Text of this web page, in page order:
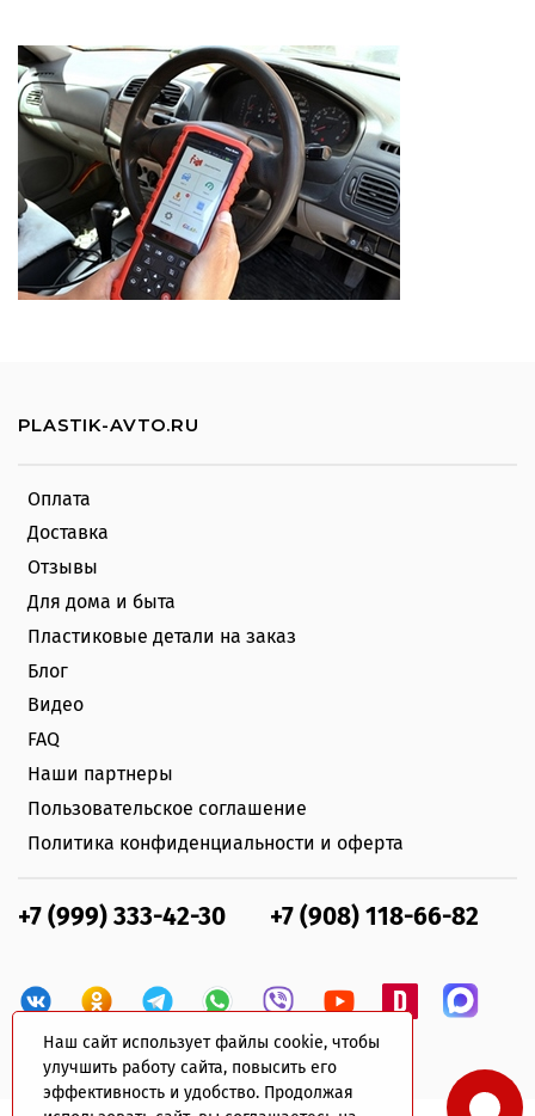
Наш сайт использует файлы cookie, чтобы
улучшить работу сайта, повысить его
эффективность и удобство. Продолжая
Оплата
Доставка
Отзывы
Для дома и быта
Пластиковые детали на заказ
Блог
Видео
FAQ
Наши партнеры
Пользовательское соглашение
Политика конфиденциальности и оферта
+7 (999) 333-42-30 +7 (908) 118-66-82
PLASTIK-AVTO.RU